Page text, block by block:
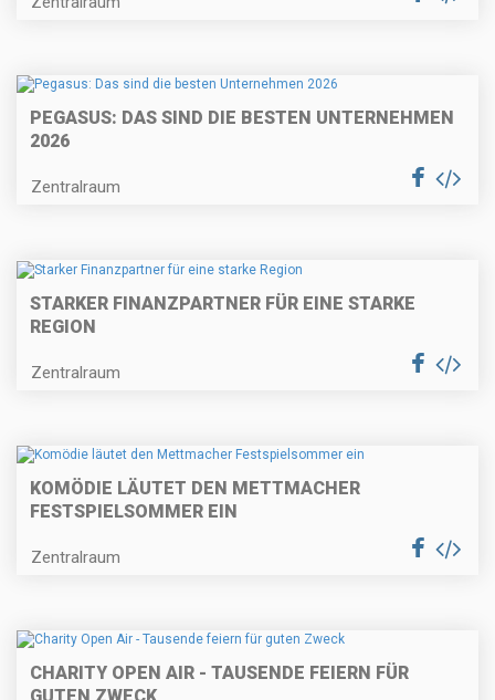
PEGASUS: DAS SIND DIE BESTEN UNTERNEHMEN
2026
Zentralraum
STARKER FINANZPARTNER FÜR EINE STARKE
REGION
Zentralraum
KOMÖDIE LÄUTET DEN METTMACHER
FESTSPIELSOMMER EIN
Zentralraum
CHARITY OPEN AIR - TAUSENDE FEIERN FÜR